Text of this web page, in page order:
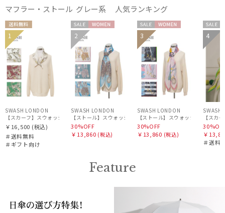
マフラー・ストール グレー系 人気ランキング
送料無
料
ギフト
向け
WOME
N
1
SWASH LONDON
【スカーフ】スウォッシュロンドン (SWASH LONDON) Canopy シルクスカーフ
￥16,500 (税込)
＃送料無料
＃ギフト向け
セー
ル
WOME
2
SWASH LONDON
【ストール】スウォッシュロンドン (SWASH LONDON)
30%OFF
￥13,860 (税込)
セー
ル
WOME
3
SWASH LONDON
【ストール】スウォッシュロンド
30%OFF
￥13,860 (税込)
セー
ル
N
4
SWASH
￥
＃送料
Feature